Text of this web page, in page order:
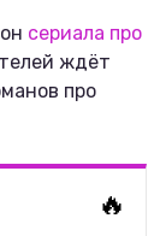
сериала про
ждёт
про
🔥